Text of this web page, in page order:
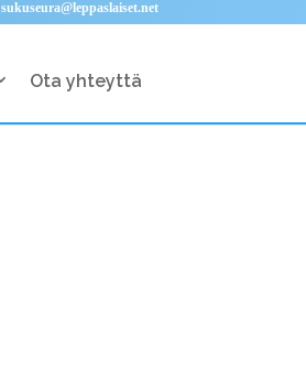
sukuseura@leppaslaiset.net
Ota yhteyttä